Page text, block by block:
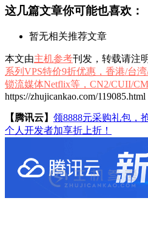
这几篇文章你可能也喜欢：
暂无相关推荐文章
本文由主机参考刊发，转载请注
系列VPS特价9折优惠，香港/台
锁流媒体Netflix等，CN2/CUII/
https://zhujicankao.com/119085.html
【腾讯云】 领8888元采购礼包，
个人开发者加享折上折！